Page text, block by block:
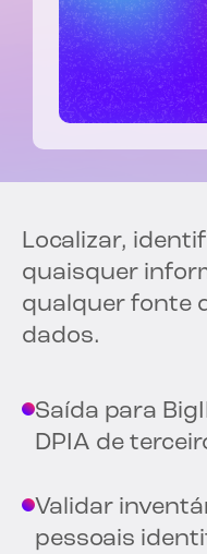
Localizar,
quaisquer
qualquer fonte
dados.
Saída para
DPIA de
Validar
pessoais